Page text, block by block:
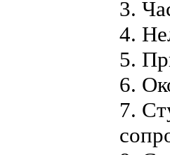
3.
4.
5.
6.
7.